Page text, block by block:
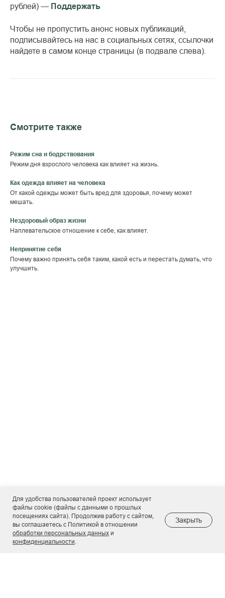
рублей) — Поддержать
Чтобы не пропустить анонс новых публикаций,
подписывайтесь на нас в социальных сетях, ссылочки
найдете в самом конце страницы (в подвале слева).
Смотрите также
Режим сна и бодрствования
Режим дня взрослого человека как влияет на жизнь.
Как одежда влияет на человека
От какой одежды может быть вред для здоровья, почему может
мешать.
Нездоровый образ жизни
Наплевательское отношение к себе, как влияет.
Непринятие себя
Почему важно принять себя таким, какой есть и перестать думать, что
улучшить.
Для удобства пользователей проект использует
файлы cookie (файлы с данными о прошлых
посещениях сайта). Продолжив работу с сайтом,
вы соглашаетесь с Политикой в отношении
обработки персональных данных и
конфиденциальности.
Закрыть